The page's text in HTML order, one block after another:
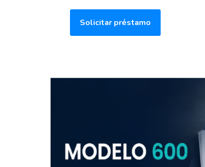
Solicitar préstamo